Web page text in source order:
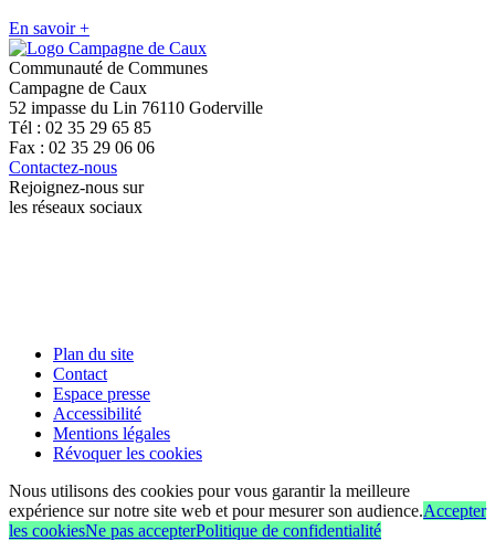
En savoir +
Communauté de Communes
Campagne de Caux
52 impasse du Lin 76110 Goderville
Tél : 02 35 29 65 85
Fax : 02 35 29 06 06
Contactez-nous
Rejoignez-nous sur
les réseaux sociaux
Plan du site
Contact
Espace presse
Accessibilité
Mentions légales
Révoquer les cookies
Nous utilisons des cookies pour vous garantir la meilleure
expérience sur notre site web et pour mesurer son audience.Accepter
les cookiesNe pas accepterPolitique de confidentialité